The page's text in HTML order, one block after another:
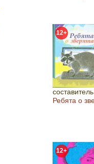
12+
Ребята о
12+